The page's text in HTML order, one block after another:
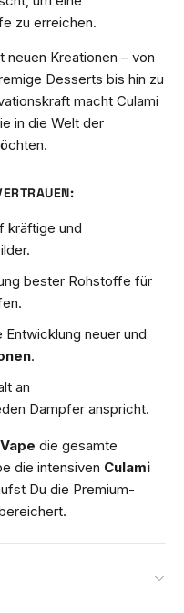
zu erreichen.
Kreationen – von
Desserts bis hin zu
macht Culami
in die Welt der
kräftige und
bester Rohstoffe für
Entwicklung neuer und
.
an
Dampfer anspricht.
die gesamte
die intensiven Culami
Du die Premium-